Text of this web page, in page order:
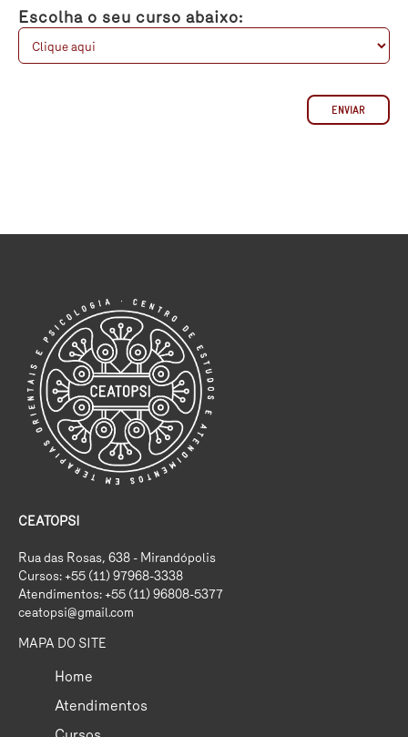
Escolha o seu curso abaixo:
CEATOPSI
Rua das Rosas, 638 - Mirandópolis
Cursos: +55 (11) 97968-3338
Atendimentos: +55 (11) 96808-5377
ceatopsi@gmail.com
MAPA DO SITE
Home
Atendimentos